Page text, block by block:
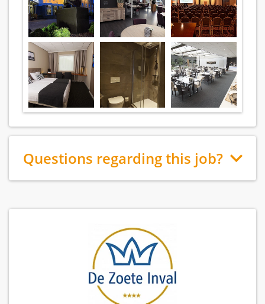
Questions regarding this job?